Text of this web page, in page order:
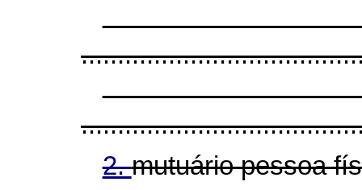
2.mutuário pessoa